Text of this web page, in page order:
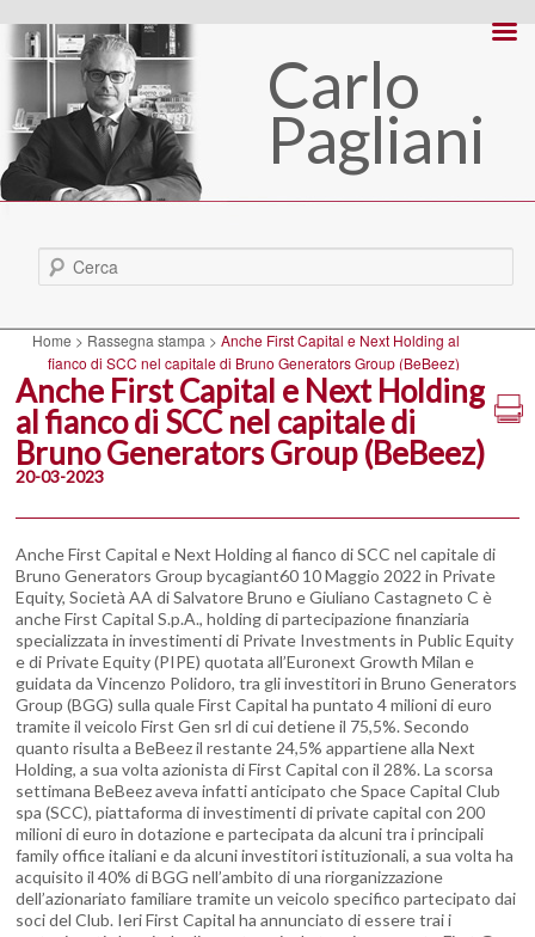
Carlo
Pagliani
Cerca
Home > Rassegna stampa > Anche First Capital e Next Holding al
fianco di SCC nel capitale di Bruno Generators Group (BeBeez)
Anche First Capital e Next Holding
al fianco di SCC nel capitale di
Bruno Generators Group (BeBeez)
20-03-2023
Anche First Capital e Next Holding al fianco di SCC nel capitale di
Bruno Generators Group bycagiant60 10 Maggio 2022 in Private
Equity, Società AA di Salvatore Bruno e Giuliano Castagneto C è
anche First Capital S.p.A., holding di partecipazione finanziaria
specializzata in investimenti di Private Investments in Public Equity
e di Private Equity (PIPE) quotata all’Euronext Growth Milan e
guidata da Vincenzo Polidoro, tra gli investitori in Bruno Generators
Group (BGG) sulla quale First Capital ha puntato 4 milioni di euro
tramite il veicolo First Gen srl di cui detiene il 75,5%. Secondo
quanto risulta a BeBeez il restante 24,5% appartiene alla Next
Holding, a sua volta azionista di First Capital con il 28%. La scorsa
settimana BeBeez aveva infatti anticipato che Space Capital Club
spa (SCC), piattaforma di investimenti di private capital con 200
milioni di euro in dotazione e partecipata da alcuni tra i principali
family office italiani e da alcuni investitori istituzionali, a sua volta ha
acquisito il 40% di BGG nell’ambito di una riorganizzazione
dell’azionariato familiare tramite un veicolo specifico partecipato dai
soci del Club. Ieri First Capital ha annunciato di essere trai i